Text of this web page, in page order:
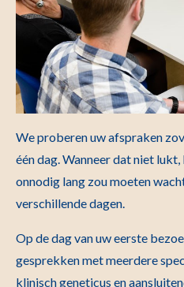
We proberen uw afspraken
één dag. Wanneer dat niet
onnodig lang zou moeten
verschillende dagen.
Op de dag van uw eerste
gesprekken met meerdere
klinisch geneticus en